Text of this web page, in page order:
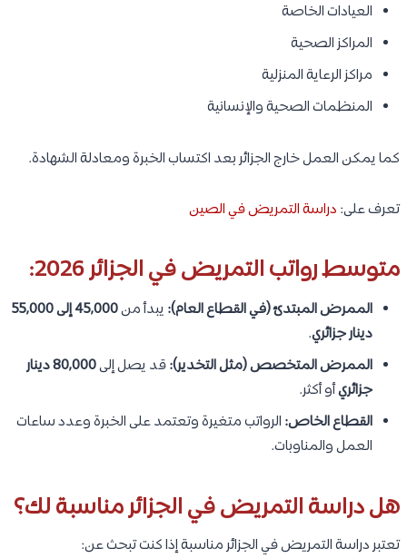
العيادات الخاصة
المراكز الصحية
مراكز الرعاية المنزلية
المنظمات الصحية والإنسانية
كما يمكن العمل خارج الجزائر بعد اكتساب الخبرة ومعادلة الشهادة.
تعرف على: دراسة التمريض في الصين
متوسط رواتب التمريض في الجزائر 2026:
الممرض المبتدئ (في القطاع العام): يبدأ من
45,000 إلى 55,000
دينار جزائري.
الممرض المتخصص (مثل التخدير):قد يصل إلى
80,000 دينار
جزائريأو أكثر.
القطاع الخاص: الرواتب متغيرة وتعتمد على الخبرة وعدد ساعات
العمل والمناوبات.
هل دراسة التمريض في الجزائر مناسبة لك؟
تعتبر دراسة التمريض في الجزائر مناسبة إذا كنت تبحث عن: